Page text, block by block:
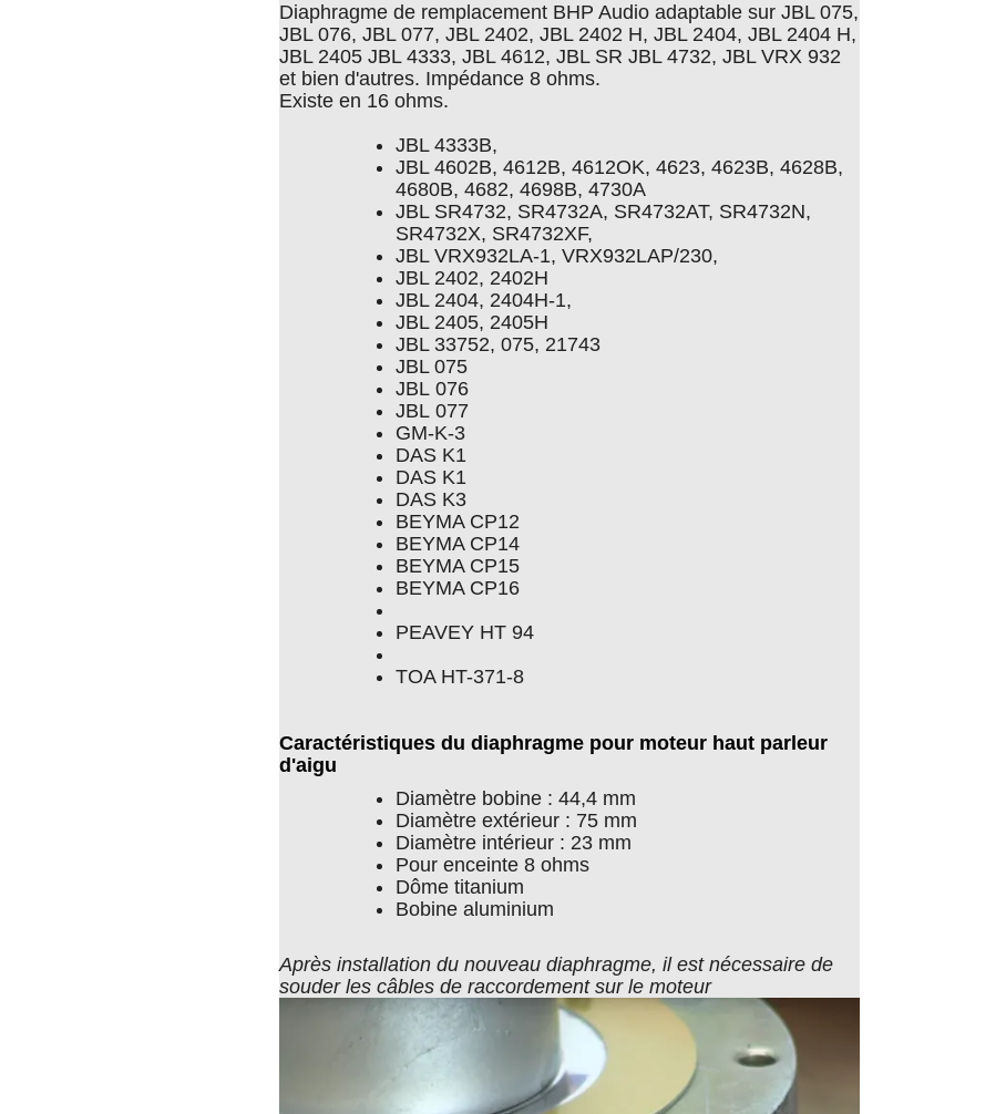
Diaphragme de remplacement BHP Audio adaptable sur JBL 075,
JBL 076, JBL 077, JBL 2402, JBL 2402 H, JBL 2404, JBL 2404 H,
JBL 2405 JBL 4333, JBL 4612, JBL SR JBL 4732, JBL VRX 932
et bien d'autres. Impédance 8 ohms.
Existe en 16 ohms.
JBL 4333B,
JBL 4602B, 4612B, 4612OK, 4623, 4623B, 4628B,
4680B, 4682, 4698B, 4730A
JBL SR4732, SR4732A, SR4732AT, SR4732N,
SR4732X, SR4732XF,
JBL VRX932LA-1, VRX932LAP/230,
JBL 2402, 2402H
JBL 2404, 2404H-1,
JBL 2405, 2405H
JBL 33752, 075, 21743
JBL 075
JBL 076
JBL 077
GM-K-3
DAS K1
DAS K1
DAS K3
BEYMA CP12
BEYMA CP14
BEYMA CP15
BEYMA CP16
PEAVEY HT 94
TOA HT-371-8
Caractéristiques du diaphragme pour moteur haut parleur
d'aigu
Diamètre bobine : 44,4 mm
Diamètre extérieur : 75 mm
Diamètre intérieur : 23 mm
Pour enceinte 8 ohms
Dôme titanium
Bobine aluminium
Après installation du nouveau diaphragme, il est nécessaire de
souder les câbles de raccordement sur le moteur